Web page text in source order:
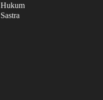
Hukum
Sastra